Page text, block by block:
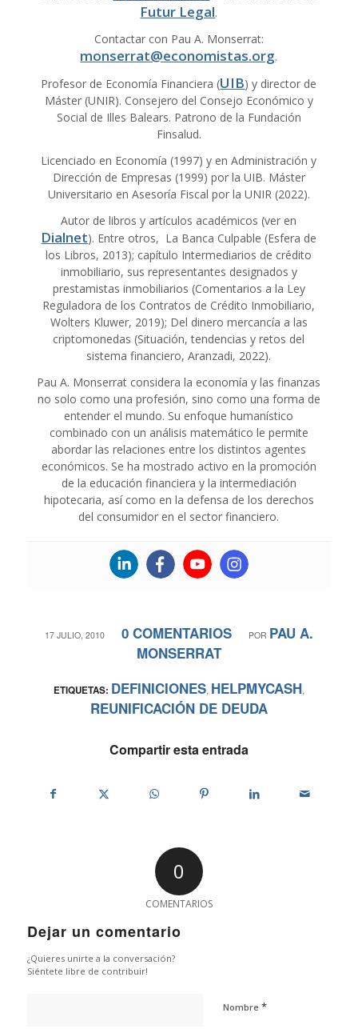
Futur Legal.
Contactar con Pau A. Monserrat:
monserrat@economistas.org.
Profesor de Economía Financiera (UIB) y director de
Máster (UNIR). Consejero del Consejo Económico y
Social de Illes Balears. Patrono de la Fundación
Finsalud.
Licenciado en Economía (1997) y en Administración y
Dirección de Empresas (1999) por la UIB. Máster
Universitario en Asesoría Fiscal por la UNIR (2022).
Autor de libros y artículos académicos (ver en
Dialnet). Entre otros, La Banca Culpable (Esfera de
los Libros, 2013); capítulo Intermediarios de crédito
inmobiliario, sus representantes designados y
prestamistas inmobiliarios (Comentarios a la Ley
Reguladora de los Contratos de Crédito Inmobiliario,
Wolters Kluwer, 2019); Del dinero mercancía a las
criptomonedas (Situación, tendencias y retos del
sistema financiero, Aranzadi, 2022).
Pau A. Monserrat considera la economía y las finanzas
no solo como una profesión, sino como una forma de
entender el mundo. Su enfoque humanístico
combinado con un análisis matemático le permite
abordar las relaciones entre los distintos agentes
económicos. Se ha mostrado activo en la promoción
de la educación financiera y la intermediación
hipotecaria, así como en la defensa de los derechos
del consumidor en el sector financiero.
17 JULIO, 2010
/ 0 COMENTARIOS
/ POR PAU A.
MONSERRAT
ETIQUETAS: DEFINICIONES, HELPMYCASH,
REUNIFICACIÓN DE DEUDA
Compartir esta entrada
0
COMENTARIOS
Dejar un comentario
¿Quieres unirte a la conversación?
Siéntete libre de contribuir!
Nombre *